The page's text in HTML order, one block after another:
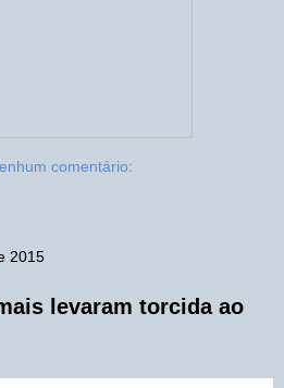
comentário:
2015
levaram torcida ao